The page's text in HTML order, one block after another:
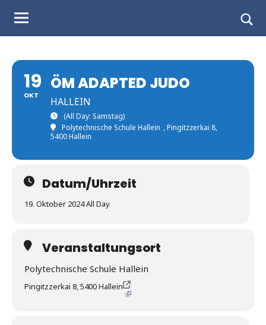
Judo
Landesverband
Salzburg
form
19
OKT
ÖM ADAPTED JUDO
HALLEIN
(All Day: Samstag)
Polytechnische Schule Hallein , Pingitzzerkai 8,
5400 Hallein
Datum/Uhrzeit
19. Oktober 2024 All Day
Veranstaltungsort
Polytechnische Schule Hallein
Pingitzzerkai 8, 5400 Hallein